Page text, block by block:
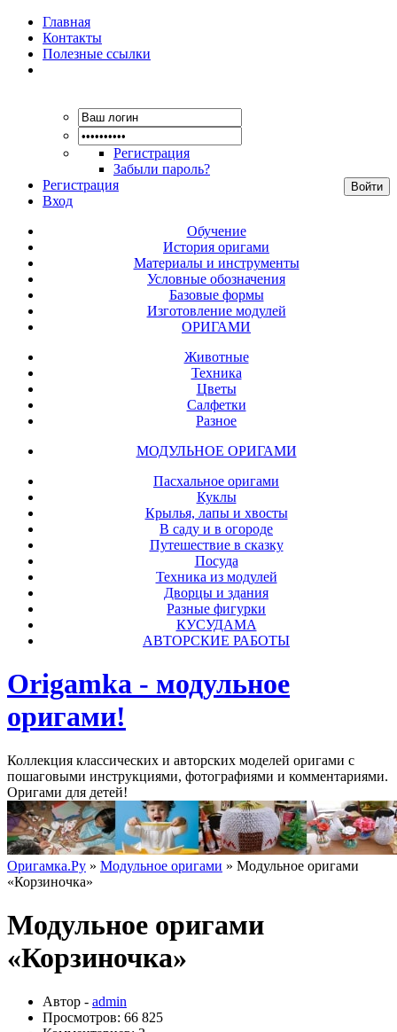
Главная
Контакты
Полезные ссылки
Регистрация
Забыли пароль?
Регистрация
Вход
Обучение
История оригами
Материалы и инструменты
Условные обозначения
Базовые формы
Изготовление модулей
ОРИГАМИ
Животные
Техника
Цветы
Салфетки
Разное
МОДУЛЬНОЕ ОРИГАМИ
Пасхальное оригами
Куклы
Крылья, лапы и хвосты
В саду и в огороде
Путешествие в сказку
Посуда
Техника из модулей
Дворцы и здания
Разные фигурки
КУСУДАМА
АВТОРСКИЕ РАБОТЫ
Origamka - модульное
оригами!
Коллекция классических и авторских моделей оригами с
пошаговыми инструкциями, фотографиями и комментариями.
Оригами для детей!
Оригамка.Ру » Модульное оригами » Модульное оригами
«Корзиночка»
Модульное оригами
«Корзиночка»
Автор - admin
Просмотров: 66 825